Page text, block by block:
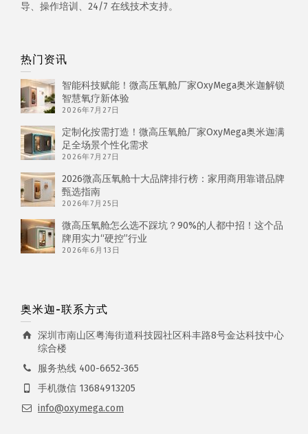
导、操作培训、24/7 在线技术支持。
热门资讯
智能科技赋能！微高压氧舱厂家OxyMega奥米迦解锁
智慧氧疗新体验
2026年7月27日
定制化按需打造！微高压氧舱厂家OxyMega奥米迦满
足全场景个性化需求
2026年7月27日
2026微高压氧舱十大品牌排行榜：家用商用靠谱品牌
甄选指南
2026年7月25日
微高压氧舱怎么选不踩坑？90%的人都中招！这个品
牌用实力“硬控”行业
2026年6月13日
奥米迦-联系方式
深圳市南山区粤海街道科技园社区科丰路8号金达科技中心
综合楼
服务热线 400-6652-365
手机微信 13684913205
info@oxymega.com